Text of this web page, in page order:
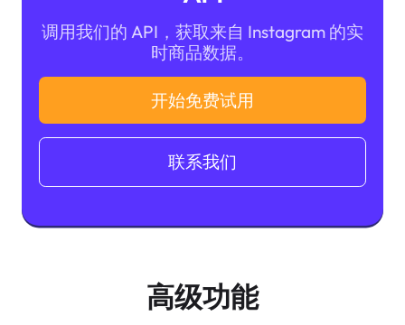
调用我们的 API，获取来自 Instagram 的实
时商品数据。
开始免费试用
联系我们
高级功能